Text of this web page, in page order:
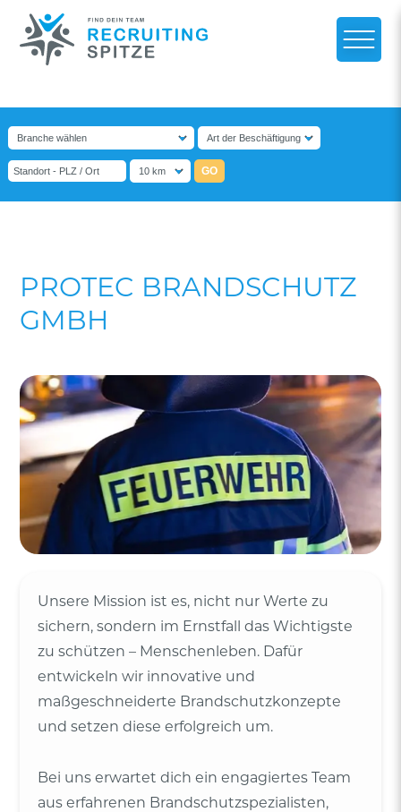
PROTEC BRANDSCHUTZ
GMBH
Unsere Mission ist es, nicht nur Werte zu
sichern, sondern im Ernstfall das Wichtigste
zu schützen – Menschenleben. Dafür
entwickeln wir innovative und
maßgeschneiderte Brandschutzkonzepte
und setzen diese erfolgreich um.
Bei uns erwartet dich ein engagiertes Team
aus erfahrenen Brandschutzspezialisten,